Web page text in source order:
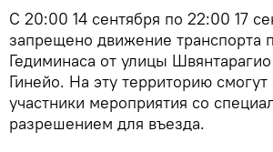
С 20:00 14 сентября по 22:00 17
запрещено движение транспорта
Гедиминаса от улицы
Гинейо. На эту территорию смогут
участники мероприятия со
разрешением для въезда.